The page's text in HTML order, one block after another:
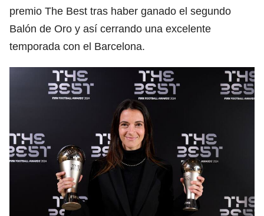
premio The Best tras haber ganado el segundo
Balón de Oro y así cerrando una excelente
temporada con el Barcelona.